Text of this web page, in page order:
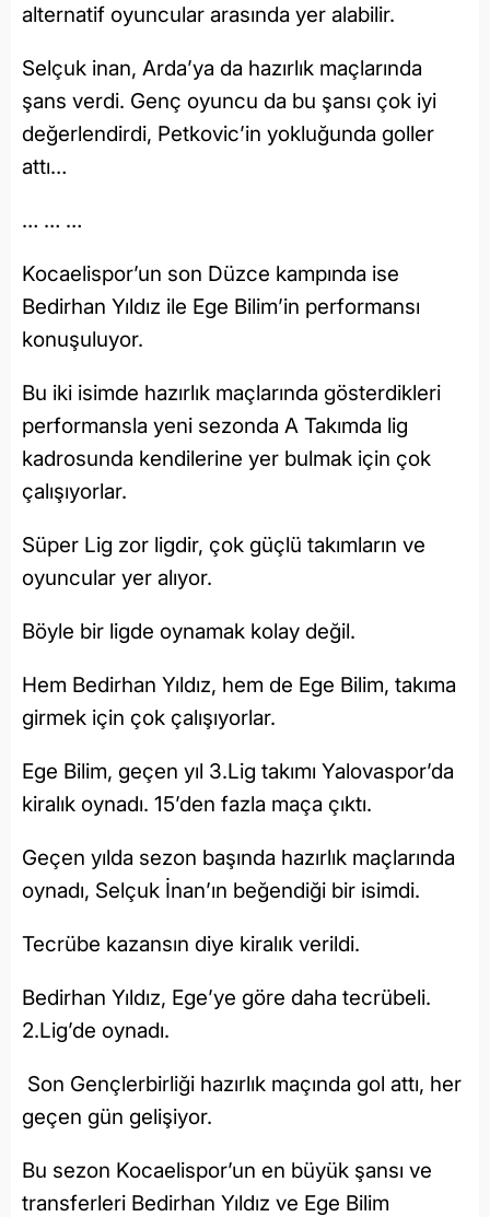
alternatif oyuncular arasında yer alabilir.
Selçuk inan, Arda’ya da hazırlık maçlarında
şans verdi. Genç oyuncu da bu şansı çok iyi
değerlendirdi, Petkovic’in yokluğunda goller
attı…
… … …
Kocaelispor’un son Düzce kampında ise
Bedirhan Yıldız ile Ege Bilim’in performansı
konuşuluyor.
Bu iki isimde hazırlık maçlarında gösterdikleri
performansla yeni sezonda A Takımda lig
kadrosunda kendilerine yer bulmak için çok
çalışıyorlar.
Süper Lig zor ligdir, çok güçlü takımların ve
oyuncular yer alıyor.
Böyle bir ligde oynamak kolay değil.
Hem Bedirhan Yıldız, hem de Ege Bilim, takıma
girmek için çok çalışıyorlar.
Ege Bilim, geçen yıl 3.Lig takımı Yalovaspor’da
kiralık oynadı. 15’den fazla maça çıktı.
Geçen yılda sezon başında hazırlık maçlarında
oynadı, Selçuk İnan’ın beğendiği bir isimdi.
Tecrübe kazansın diye kiralık verildi.
Bedirhan Yıldız, Ege’ye göre daha tecrübeli.
2.Lig’de oynadı.
Son Gençlerbirliği hazırlık maçında gol attı, her
geçen gün gelişiyor.
Bu sezon Kocaelispor’un en büyük şansı ve
transferleri Bedirhan Yıldız ve Ege Bilim